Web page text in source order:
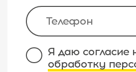
Я даю согласие
обработку